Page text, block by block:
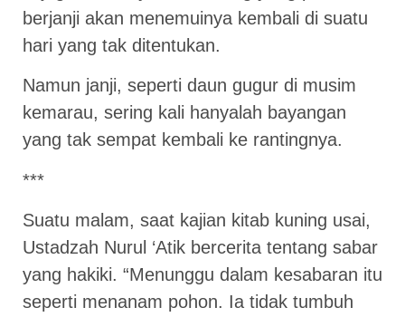
berjanji akan menemuinya kembali di suatu
hari yang tak ditentukan.
Namun janji, seperti daun gugur di musim
kemarau, sering kali hanyalah bayangan
yang tak sempat kembali ke rantingnya.
***
Suatu malam, saat kajian kitab kuning usai,
Ustadzah Nurul ‘Atik bercerita tentang sabar
yang hakiki. “Menunggu dalam kesabaran itu
seperti menanam pohon. Ia tidak tumbuh